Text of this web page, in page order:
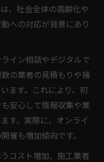
画が示す注目の技術
から見る新商材の動
ための着眼点
い判断軸を知る方法
リフォーム業者選
情報収集活用術とは
利なリフォームを実
、社会全体の高齢化や
への対応が背景にあり
イン相談やデジタルで
の業者の見積もりや補
ます。これにより、初
安心して情報収集や業
す。実際に、オンライ
催も増加傾向です。
コスト増加、施工業者